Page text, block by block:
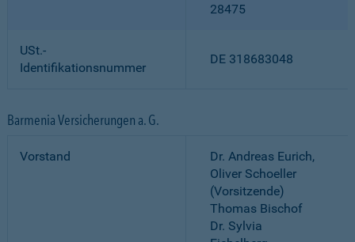
28475
USt.-
Identifikationsnummer
DE 318683048
Barmenia Versicherungen a. G.
Vorstand
Dr. Andreas Eurich,
Oliver Schoeller
(Vorsitzende)
Thomas Bischof
Dr. Sylvia